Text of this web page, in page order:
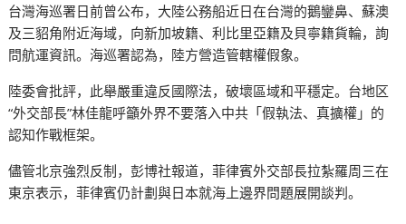
台灣海巡署日前曾公布，大陸公務船近日在台灣的鵝鑾鼻、蘇澳
及三貂角附近海域，向新加坡籍、利比里亞籍及貝寧籍貨輪，詢
問航運資訊。海巡署認為，陸方營造管轄權假象。
陸委會批評，此舉嚴重違反國際法，破壞區域和平穩定。台地区
“外交部長”林佳龍呼籲外界不要落入中共「假執法、真擴權」的
認知作戰框架。
儘管北京強烈反制，彭博社報道，菲律賓外交部長拉紮羅周三在
東京表示，菲律賓仍計劃與日本就海上邊界問題展開談判。